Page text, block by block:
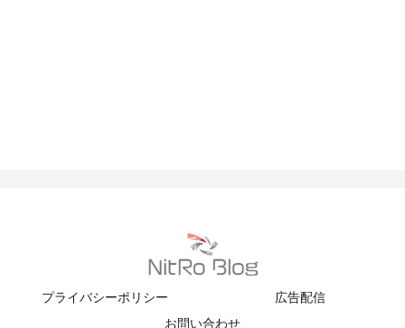
プライバシーポリシー
広告配信
お問い合わせ